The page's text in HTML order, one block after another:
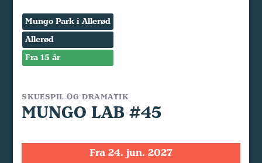
Mungo Park i Allerød
Allerød
Fra 15 år
SKUESPIL OG DRAMATIK
MUNGO LAB #45
Fra 24. jun. 2027